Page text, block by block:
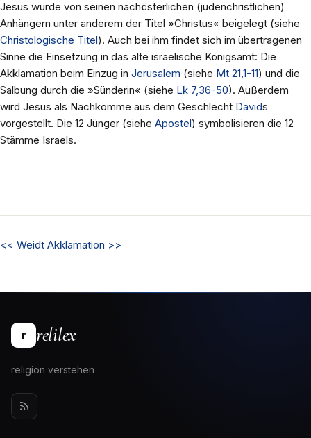
Jesus wurde von seinen nachösterlichen (judenchristlichen)
Anhängern unter anderem der Titel »Christus« beigelegt (siehe
Christologische Titel). Auch bei ihm findet sich im übertragenen
Sinne die Einsetzung in das alte israelische Königsamt: Die
Akklamation beim Einzug in Jerusalem (siehe Mt 21,1-11) und die
Salbung durch die »Sünderin« (siehe Lk 7,36-50). Außerdem
wird Jesus als Nachkomme aus dem Geschlecht Davids
vorgestellt. Die 12 Jünger (siehe Apostel) symbolisieren die 12
Stämme Israels.
<< Weidt Akklamation >>
r relilex
religion verstehen